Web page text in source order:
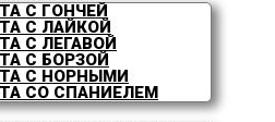
С ГОНЧЕЙ
С ЛАЙКОЙ
С ЛЕГАВОЙ
С БОРЗОЙ
С НОРНЫМИ
СО СПАНИЕЛЕМ